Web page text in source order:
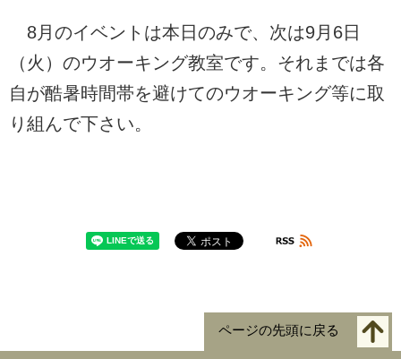
8月のイベントは本日のみで、次は9月6日
（火）のウオーキング教室です。それまでは各
自が酷暑時間帯を避けてのウオーキング等に取
り組んで下さい。
ページの先頭に戻る